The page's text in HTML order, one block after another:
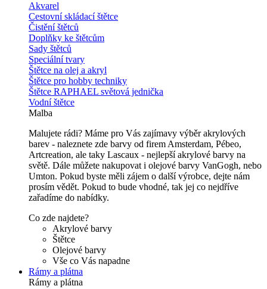
Akvarel
Cestovní skládací štětce
Čistění štětců
Doplňky ke štětcům
Sady štětců
Speciální tvary
Štětce na olej a akryl
Štětce pro hobby techniky
Štětce RAPHAEL světová jednička
Vodní štětce
Malba
Malujete rádi? Máme pro Vás zajímavy výběr akrylových
barev - naleznete zde barvy od firem Amsterdam, Pébeo,
Artcreation, ale taky Lascaux - nejlepší akrylové barvy na
světě. Dále můžete nakupovat i olejové barvy VanGogh, nebo
Umton. Pokud byste měli zájem o další výrobce, dejte nám
prosím vědět. Pokud to bude vhodné, tak jej co nejdříve
zařadíme do nabídky.
Co zde najdete?
Akrylové barvy
Štětce
Olejové barvy
Vše co Vás napadne
Rámy a plátna
Rámy a plátna